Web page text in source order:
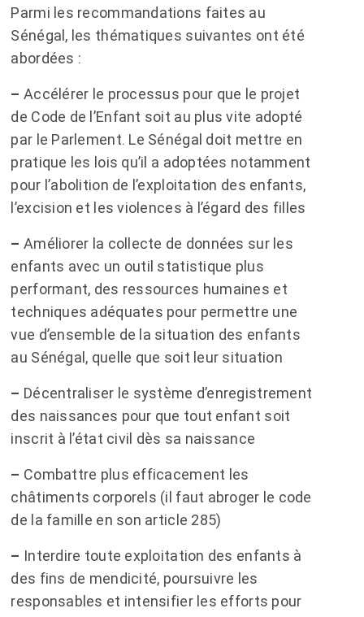
Parmi les recommandations faites au
Sénégal, les thématiques suivantes ont été
abordées :
– Accélérer le processus pour que le projet
de Code de l’Enfant soit au plus vite adopté
par le Parlement. Le Sénégal doit mettre en
pratique les lois qu’il a adoptées notamment
pour l’abolition de l’exploitation des enfants,
l’excision et les violences à l’égard des filles
– Améliorer la collecte de données sur les
enfants avec un outil statistique plus
performant, des ressources humaines et
techniques adéquates pour permettre une
vue d’ensemble de la situation des enfants
au Sénégal, quelle que soit leur situation
– Décentraliser le système d’enregistrement
des naissances pour que tout enfant soit
inscrit à l’état civil dès sa naissance
– Combattre plus efficacement les
châtiments corporels (il faut abroger le code
de la famille en son article 285)
– Interdire toute exploitation des enfants à
des fins de mendicité, poursuivre les
responsables et intensifier les efforts pour